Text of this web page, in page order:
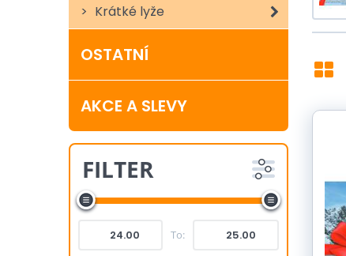
Krátké lyže
OSTATNÍ
AKCE A SLEVY
FILTER
To: